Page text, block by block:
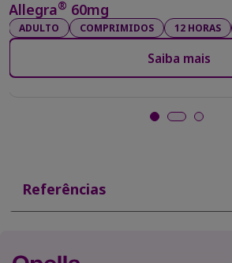
Allegra® 60mg
ADULTO COMPRIMIDOS 12 HORAS
Saiba mais
Referências